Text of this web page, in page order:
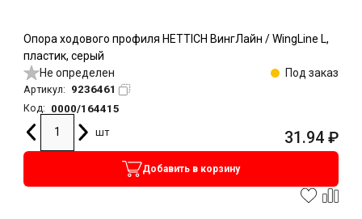
Опора ходового профиля HETTICH ВингЛайн / WingLine L,
пластик, серый
Не определен
Под заказ
Артикул: 9236461
Код:
0000/164415
шт
31.94 ₽
Добавить в корзину